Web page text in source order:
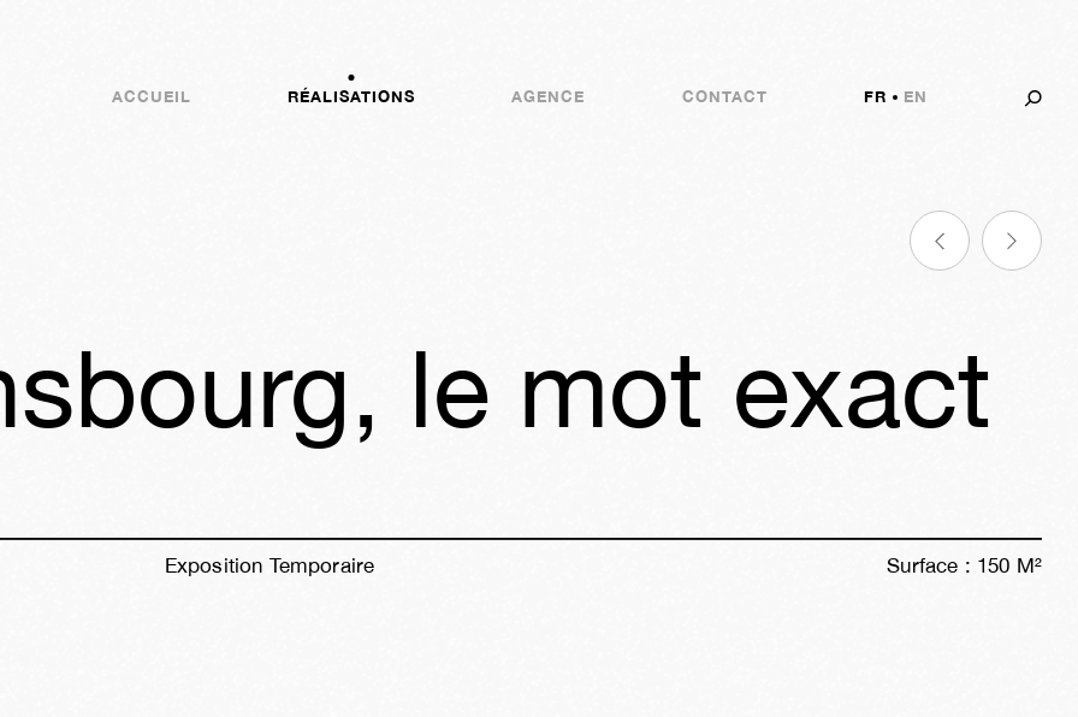
ACCUEIL RÉALISATIONS AGENCE CONTACT FR EN
le mot exact
Exposition Temporaire Surface : 150 M²